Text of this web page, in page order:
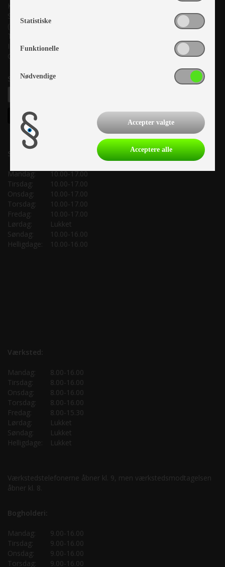
Kronjyllands Camping Center A/S
Suderholmen 10, 8960 Randers SØ
(Lige ud til Grenåvej)
Tlf. +45 87 10 98 70
Info@as-kcc.dk
CVR: 33 38 77 33
Samtykke til nyhedsbrev
Salgsafdeling:
Mandag:
10.00-17.00
Tirsdag:
10.00-17.00
Onsdag:
10.00-17.00
Torsdag:
10.00-17.00
Fredag:
10.00-17.00
Lørdag:
Lukket
Søndag:
10.00-16.00
Helligdage:
10.00-16.00
Værksted:
Mandag:
8.00-16.00
Tirsdag:
8.00-16.00
Onsdag:
8.00-16.00
Torsdag:
8.00-16.00
Fredag:
8.00-15.30
Lørdag:
Lukket
Søndag:
Lukket
Helligdage:
Lukket
Værkstedstelefonerne åbner kl. 9, men værkstedsmodtagelsen
åbner kl. 8.
Bogholderi:
Mandag:
9.00-16.00
Tirsdag:
9.00-16.00
Onsdag:
9.00-16.00
Torsdag:
9.00-16.00
Statistiske
Funktionelle
Nødvendige
Accepter valgte
Acceptere alle